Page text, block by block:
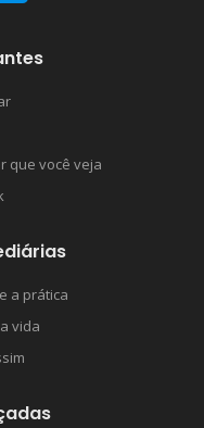
que você veja
a prática
vida